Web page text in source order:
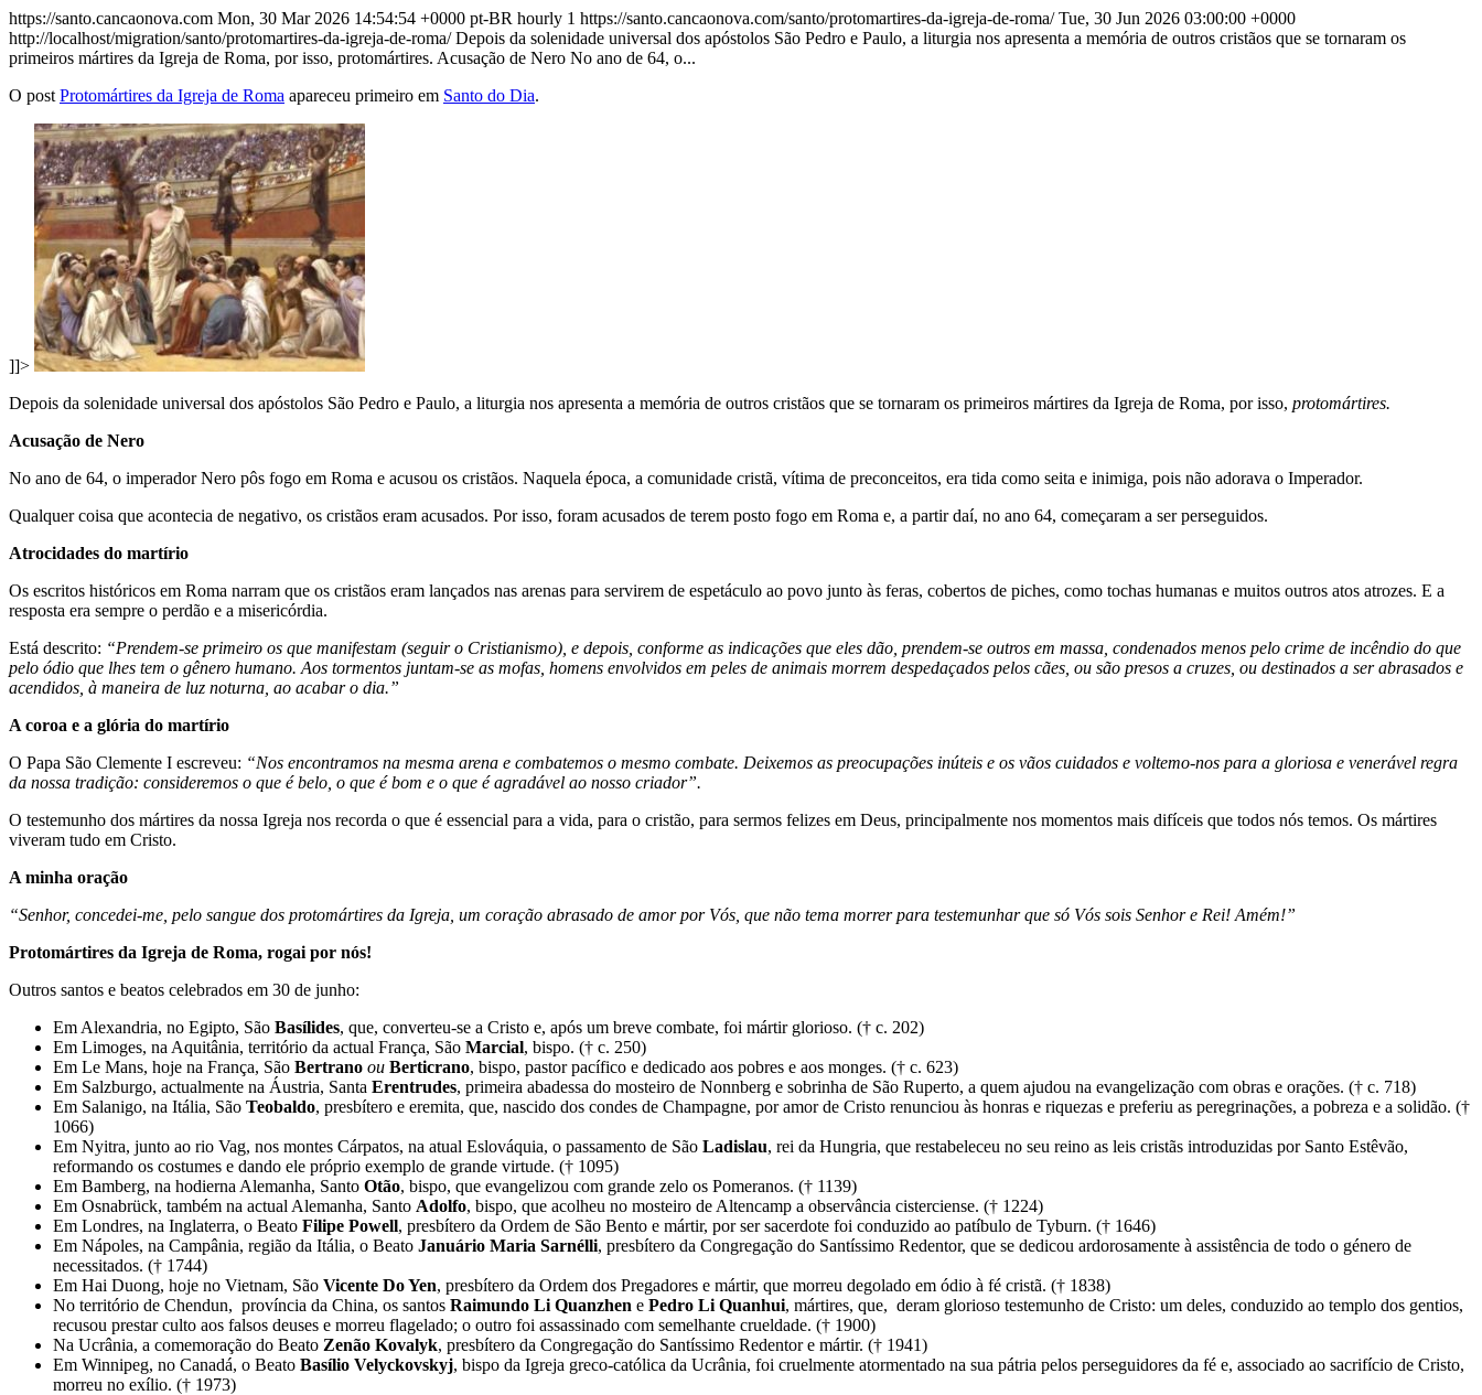
https://santo.cancaonova.com Mon, 30 Mar 2026 14:54:54 +0000 pt-BR hourly 1 https://santo.cancaonova.com/santo/protomartires-da-igreja-de-roma/Tue, 30 Jun 2026 03:00:00 +0000
http://localhost/migration/santo/protomartires-da-igreja-de-roma/ Depois da solenidade universal dos apóstolos São Pedro e Paulo, a liturgia nos apresenta a memória de outros cristãos que se tornaram os
primeiros mártires da Igreja de Roma, por isso, protomártires. Acusação de Nero No ano de 64, o...
O post Protomártires da Igreja de Roma apareceu primeiro em Santo do Dia.
]]>
Depois da solenidade universal dos apóstolos São Pedro e Paulo, a liturgia nos apresenta a memória de outros cristãos que se tornaram os primeiros mártires da Igreja de Roma, por isso, protomártires.
Acusação de Nero
No ano de 64, o imperador Nero pôs fogo em Roma e acusou os cristãos. Naquela época, a comunidade cristã, vítima de preconceitos, era tida como seita e inimiga, pois não adorava o Imperador.
Qualquer coisa que acontecia de negativo, os cristãos eram acusados. Por isso, foram acusados de terem posto fogo em Roma e, a partir daí, no ano 64, começaram a ser perseguidos.
Atrocidades do martírio
Os escritos históricos em Roma narram que os cristãos eram lançados nas arenas para servirem de espetáculo ao povo junto às feras, cobertos de piches, como tochas humanas e muitos outros atos atrozes. E a
resposta era sempre o perdão e a misericórdia.
Está descrito: “Prendem-se primeiro os que manifestam (seguir o Cristianismo), e depois, conforme as indicações que eles dão, prendem-se outros em massa, condenados menos pelo crime de incêndio do que
pelo ódio que lhes tem o gênero humano. Aos tormentos juntam-se as mofas, homens envolvidos em peles de animais morrem despedaçados pelos cães, ou são presos a cruzes, ou destinados a ser abrasados e
acendidos, à maneira de luz noturna, ao acabar o dia.”
A coroa e a glória do martírio
O Papa São Clemente I escreveu: “Nos encontramos na mesma arena e combatemos o mesmo combate. Deixemos as preocupações inúteis e os vãos cuidados e voltemo-nos para a gloriosa e venerável regra
da nossa tradição: consideremos o que é belo, o que é bom e o que é agradável ao nosso criador”.
O testemunho dos mártires da nossa Igreja nos recorda o que é essencial para a vida, para o cristão, para sermos felizes em Deus, principalmente nos momentos mais difíceis que todos nós temos. Os mártires
viveram tudo em Cristo.
A minha oração
“Senhor, concedei-me, pelo sangue dos protomártires da Igreja, um coração abrasado de amor por Vós, que não tema morrer para testemunhar que só Vós sois Senhor e Rei! Amém!”
Protomártires da Igreja de Roma, rogai por nós!
Outros santos e beatos celebrados em 30 de junho:
Em Alexandria, no Egipto, São Basílides, que, converteu-se a Cristo e, após um breve combate, foi mártir glorioso. († c. 202)
Em Limoges, na Aquitânia, território da actual França, São Marcial, bispo. († c. 250)
Em Le Mans, hoje na França, São Bertrano ou Berticrano, bispo, pastor pacífico e dedicado aos pobres e aos monges. († c. 623)
Em Salzburgo, actualmente na Áustria, Santa Erentrudes, primeira abadessa do mosteiro de Nonnberg e sobrinha de São Ruperto, a quem ajudou na evangelização com obras e orações. († c. 718)
Em Salanigo, na Itália, São Teobaldo, presbítero e eremita, que, nascido dos condes de Champagne, por amor de Cristo renunciou às honras e riquezas e preferiu as peregrinações, a pobreza e a solidão. (†
1066)
Em Nyitra, junto ao rio Vag, nos montes Cárpatos, na atual Eslováquia, o passamento de São Ladislau, rei da Hungria, que restabeleceu no seu reino as leis cristãs introduzidas por Santo Estêvão,
reformando os costumes e dando ele próprio exemplo de grande virtude. († 1095)
Em Bamberg, na hodierna Alemanha, Santo Otão, bispo, que evangelizou com grande zelo os Pomeranos. († 1139)
Em Osnabrück, também na actual Alemanha, Santo Adolfo, bispo, que acolheu no mosteiro de Altencamp a observância cisterciense. († 1224)
Em Londres, na Inglaterra, o Beato Filipe Powell, presbítero da Ordem de São Bento e mártir, por ser sacerdote foi conduzido ao patíbulo de Tyburn. († 1646)
Em Nápoles, na Campânia, região da Itália, o Beato Januário Maria Sarnélli, presbítero da Congregação do Santíssimo Redentor, que se dedicou ardorosamente à assistência de todo o género de
necessitados. († 1744)
Em Hai Duong, hoje no Vietnam, São Vicente Do Yen, presbítero da Ordem dos Pregadores e mártir, que morreu degolado em ódio à fé cristã. († 1838)
No território de Chendun, província da China, os santos Raimundo Li Quanzhen e Pedro Li Quanhui, mártires, que, deram glorioso testemunho de Cristo: um deles, conduzido ao templo dos gentios,
recusou prestar culto aos falsos deuses e morreu flagelado; o outro foi assassinado com semelhante crueldade. († 1900)
Na Ucrânia, a comemoração do Beato Zenão Kovalyk, presbítero da Congregação do Santíssimo Redentor e mártir. († 1941)
Em Winnipeg, no Canadá, o Beato Basílio Velyckovskyj, bispo da Igreja greco-católica da Ucrânia, foi cruelmente atormentado na sua pátria pelos perseguidores da fé e, associado ao sacrifício de Cristo,
morreu no exílio. († 1973)